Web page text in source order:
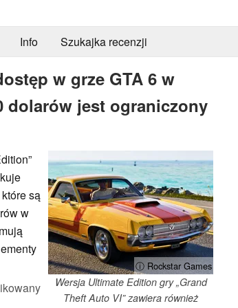
Info Szukajka recenzji
w grze GTA 6 w
dolarów jest ograniczony
ⓘ Rockstar Games
Wersja Ultimate Edition gry „Grand
Theft Auto VI” zawiera również
są
w